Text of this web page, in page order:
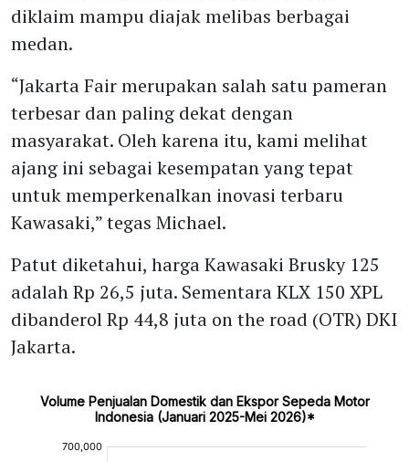
diklaim mampu diajak melibas berbagai
medan.
“Jakarta Fair merupakan salah satu pameran
terbesar dan paling dekat dengan
masyarakat. Oleh karena itu, kami melihat
ajang ini sebagai kesempatan yang tepat
untuk memperkenalkan inovasi terbaru
Kawasaki,” tegas Michael.
Patut diketahui, harga Kawasaki Brusky 125
adalah Rp 26,5 juta. Sementara KLX 150 XPL
dibanderol Rp 44,8 juta on the road (OTR) DKI
Jakarta.